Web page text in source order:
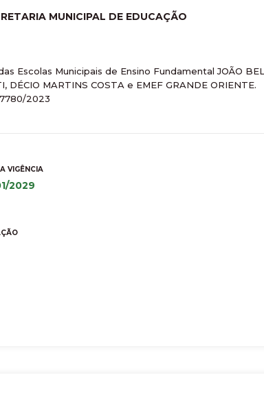
MUNICIPAL DE EDUCAÇÃO
Municipais de Ensino Fundamental JOÃO
DÉCIO MARTINS COSTA e EMEF GRANDE ORIENTE.
2023
VIGÊNCIA
2029